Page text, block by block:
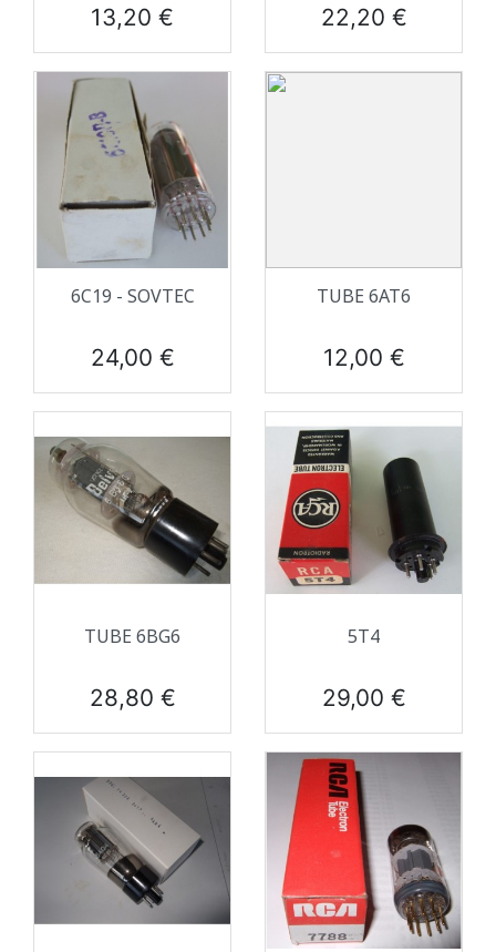
Prix
13,20 € Prix
22,20 €
6C19 - SOVTEC
Prix
24,00 €
TUBE 6AT6
Prix
12,00 €
TUBE 6BG6
Prix
28,80 €
5T4
Prix
29,00 €